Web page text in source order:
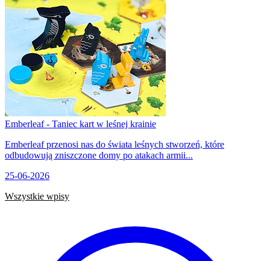
Emberleaf - Taniec kart w leśnej krainie
Emberleaf przenosi nas do świata leśnych stworzeń, które
odbudowują zniszczone domy po atakach armii...
25-06-2026
Wszystkie wpisy